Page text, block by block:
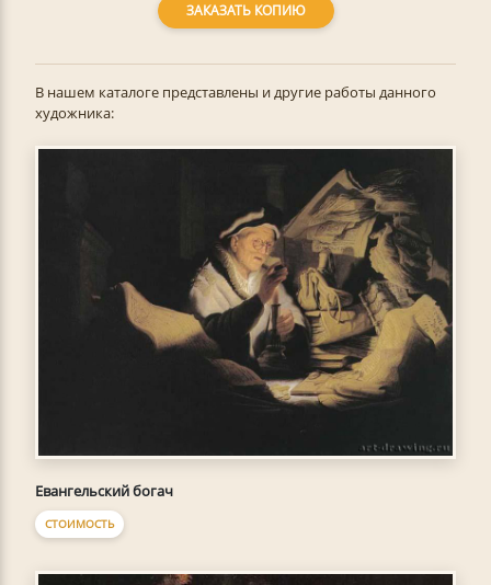
ЗАКАЗАТЬ КОПИЮ
В нашем каталоге представлены и другие работы данного
художника:
Евангельский богач
СТОИМОСТЬ